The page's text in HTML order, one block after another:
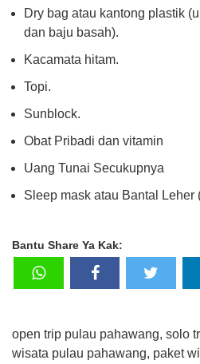
Dry bag atau kantong plastik
dan baju basah).
Kacamata hitam.
Topi.
Sunblock.
Obat Pribadi dan vitamin
Uang Tunai Secukupnya
Sleep mask atau Bantal Leher
Bantu Share Ya Kak:
open trip pulau pahawang, solo
wisata pulau pahawang, paket